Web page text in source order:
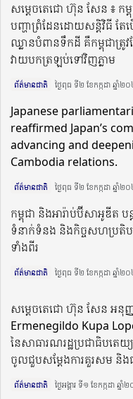
សម្តេចតេជោ ហ៊ុន សែន ៖ ក
បញ្ហាព្រំដែនដោយសន្តិវិធី តែប
ឈ្លានបំពានទឹកដី គឺកម្ពុជាត្រូវត
វាយបកត្រឡប់ទៅវិញភ្លាម
ព័ត៌មានជាតិ ថ្ងៃពុធ ទី២ ខែកក្កដា ឆ្នាំ២
Japanese
reaffirmed Japan’s
advancing and
Cambodia relations.
ព័ត៌មានជាតិ ថ្ងៃពុធ ទី២ ខែកក្កដា ឆ្នាំ២
កម្ពុជា និងអារ៉ាប់ប៊ីសាអូឌីត ប
ទំនាក់ទំនង និងកិច្ចសហប្រតិបត្
ទាំងពីរ
ព័ត៌មានជាតិ ថ្ងៃពុធ ទី២ ខែកក្កដា ឆ្នាំ២
សម្តេចតេជោ ហ៊ុន សែន អនុញ្
Ermenegildo Kupa
នៃសាធារណរដ្ឋប្រជាធិបតេយ្
ចូលជួបសម្តែងការគួរសម និង
ព័ត៌មានជាតិ ថ្ងៃអង្គារ ទី១ ខែកក្កដា ឆ្ន